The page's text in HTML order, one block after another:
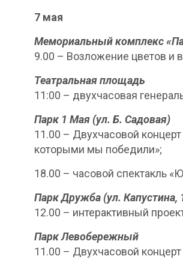
7 мая
Мемориальный комплекс
9.00 – Возложение цветов и
Театральная площадь
11:00 – двухчасовая
Парк 1 Мая (ул. Б. Садовая)
11.00 – Двухчасовой
которыми мы победили»;
18.00 – часовой спектакль
Парк Дружба (ул. Капустина,
12.00 – интерактивный
Парк Левобережный
11.00 – Двухчасовой